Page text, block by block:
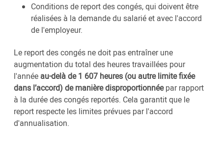
Conditions de report des congés, qui doivent être
réalisées à la demande du salarié et avec l'accord
de l'employeur.
Le report des congés ne doit pas entraîner une
augmentation du total des heures travaillées pour
l'année au-delà de 1 607 heures (ou autre limite fixée
dans l’accord) de manière disproportionnéepar rapport
à la durée des congés reportés. Cela garantit que le
report respecte les limites prévues par l'accord
d'annualisation.